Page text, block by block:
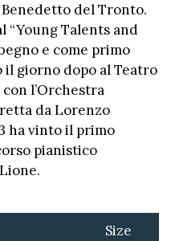
Benedetto del Tronto.
“Young Talents and
e come primo
il giorno dopo al Teatro
l’Orchestra
da Lorenzo
ha vinto il primo
pianistico
Size